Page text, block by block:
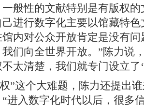
般性的文献特别是有版权
进行数字化主要以馆藏特
内对公众开放肯定是没有
们向全世界开放。”陈力说
太清楚，我们就专门设立了
这个大难题，陈力还提出谁
进入数字化时代以后，很多